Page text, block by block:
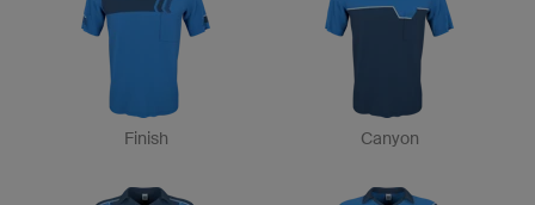
Finish Canyon